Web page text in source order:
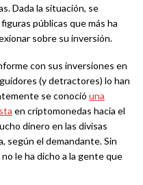
Dada la situación, se
públicas que más ha
sobre su inversión.
con sus inversiones en
(y detractores) lo han
se conoció una
en criptomonedas hacia el
dinero en las divisas
según el demandante. Sin
le ha dicho a la gente que